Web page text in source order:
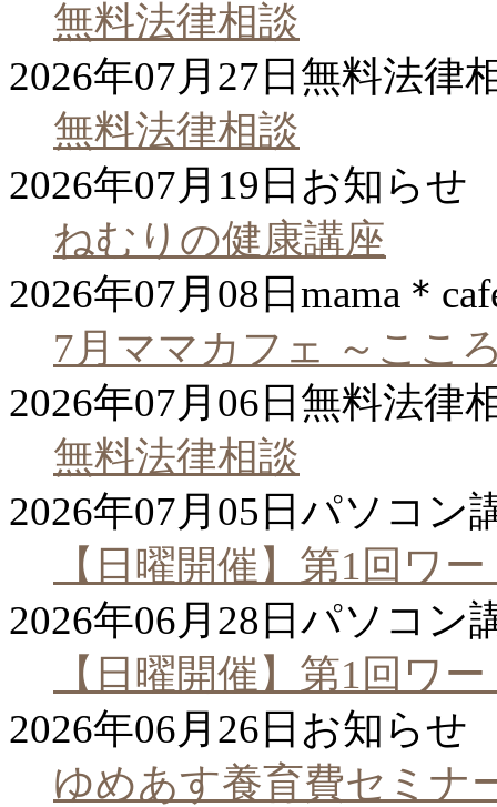
無料法律相談
2026年07月27日 無料法律
無料法律相談
2026年07月19日 お知らせ
ねむりの健康講座
2026年07月08日 mama＊
7月ママカフェ ～ここ
2026年07月06日 無料法律
無料法律相談
2026年07月05日 パソコン
【日曜開催】第1回ワ
2026年06月28日 パソコン
【日曜開催】第1回ワ
2026年06月26日 お知らせ
ゆめあす養育費セミナ